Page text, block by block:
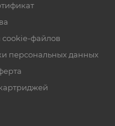
файлов
персональных данных